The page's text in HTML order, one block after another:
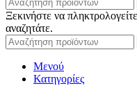
Ξεκινήστε να
αναζητάτε.
Μενού
Κατηγορίες